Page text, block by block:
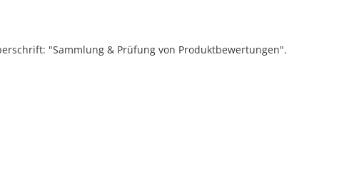
"Sammlung & Prüfung von Produktbewertungen".